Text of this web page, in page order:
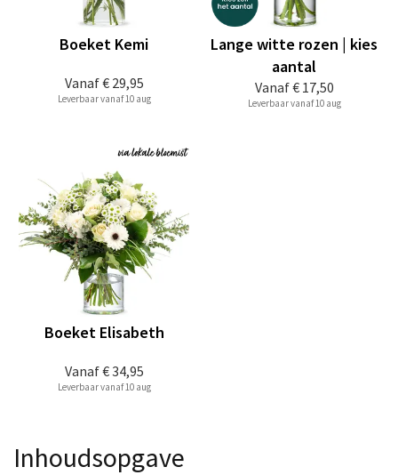
Vanaf€ 29,95
Boeket Kemi
Leverbaar vanaf 10 aug
Vanaf€ 17,50
Lange witte rozen | kies
aantal
Leverbaar vanaf 10 aug
Vanaf€ 34,95
Boeket Elisabeth
Leverbaar vanaf 10 aug
Inhoudsopgave